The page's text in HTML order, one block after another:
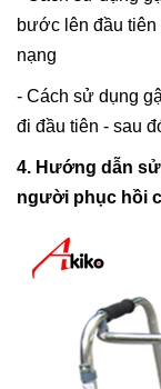
bước lên đầu tiên
nạng
- Cách sử dụng
đi đầu tiên - sau
4. Hướng dẫn
người phục hồi